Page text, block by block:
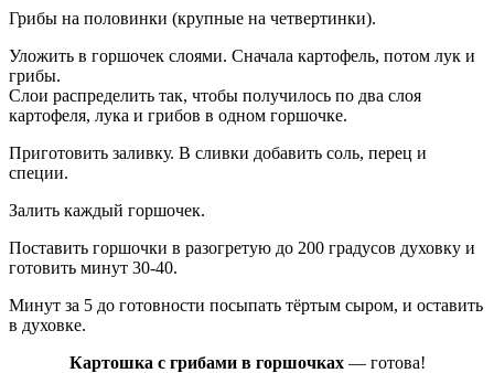
Грибы на половинки (крупные на четвертинки).
Уложить в горшочек слоями. Сначала картофель, потом лук и
грибы.
Слои распределить так, чтобы получилось по два слоя
картофеля, лука и грибов в одном горшочке.
Приготовить заливку. В сливки добавить соль, перец и
специи.
Залить каждый горшочек.
Поставить горшочки в разогретую до 200 градусов духовку и
готовить минут 30-40.
Минут за 5 до готовности посыпать тёртым сыром, и оставить
в духовке.
Картошка с грибами в горшочках— готова!